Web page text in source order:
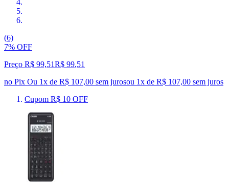
(6)
7% OFF
Preço R$ 99,51R$ 99,51
no Pix Ou 1x de R$ 107,00 sem jurosou 1x de R$ 107,00 sem juros
Cupom R$ 10 OFF